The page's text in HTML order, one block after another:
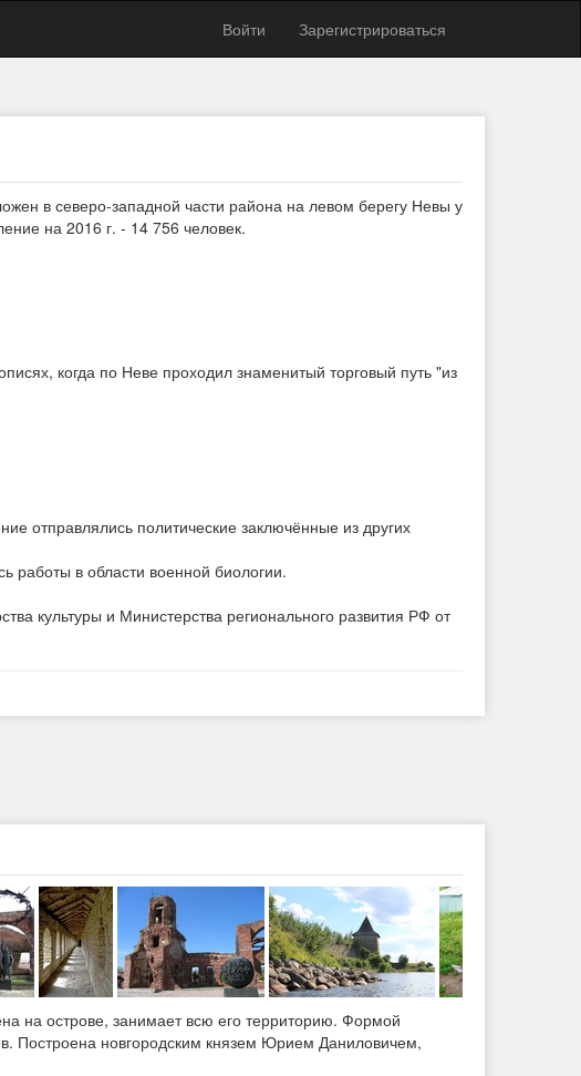
Войти Зарегистрироваться
в северо-западной части района на левом берегу Невы у
на 2016 г. - 14 756 человек.
когда по Неве проходил знаменитый торговый путь "из
отправлялись политические заключённые из других
работы в области военной биологии.
культуры и Министерства регионального развития РФ от
на острове, занимает всю его территорию. Формой
Построена новгородским князем Юрием Даниловичем,